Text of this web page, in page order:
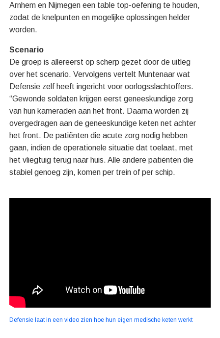
Arnhem en Nijmegen een table top-oefening te houden,
zodat de knelpunten en mogelijke oplossingen helder
worden.
Scenario
De groep is allereerst op scherp gezet door de uitleg
over het scenario. Vervolgens vertelt Muntenaar wat
Defensie zelf heeft ingericht voor oorlogsslachtoffers.
“Gewonde soldaten krijgen eerst geneeskundige zorg
van hun kameraden aan het front. Daarna worden zij
overgedragen aan de geneeskundige keten net achter
het front. De patiënten die acute zorg nodig hebben
gaan, indien de operationele situatie dat toelaat, met
het vliegtuig terug naar huis. Alle andere patiënten die
stabiel genoeg zijn, komen per trein of per schip.
Defensie laat in een video zien hoe hun eigen medische keten werkt